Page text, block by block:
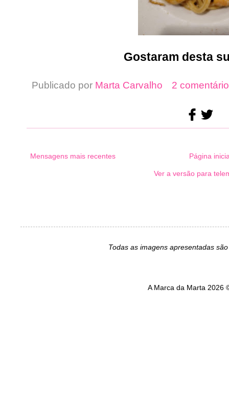
Gostaram desta
Publicado por Marta Carvalho 2
Mensagens mais recentes Página
Ver a versão para
Todas as imagens apresentadas
A Marca da Marta 2026